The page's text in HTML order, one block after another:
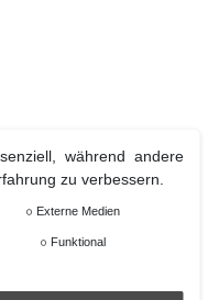
während andere
zu verbessern.
Externe Medien
Funktional